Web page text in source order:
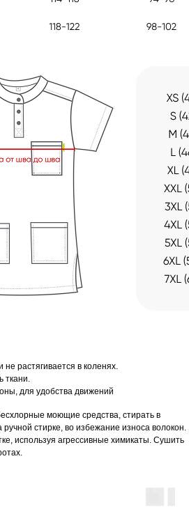
растягивается в коленях.
ткани.
для удобства движений
моющие средства, стирать в
стирке, во избежание износа волокон.
используя агрессивные химикаты. Сушить